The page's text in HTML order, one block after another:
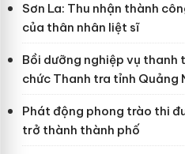
Sơn La: Thu nhận thành
của thân nhân liệt sĩ
Bồi dưỡng nghiệp vụ thanh
chức Thanh tra tỉnh Quảng
Phát động phong trào thi
trở thành thành phố